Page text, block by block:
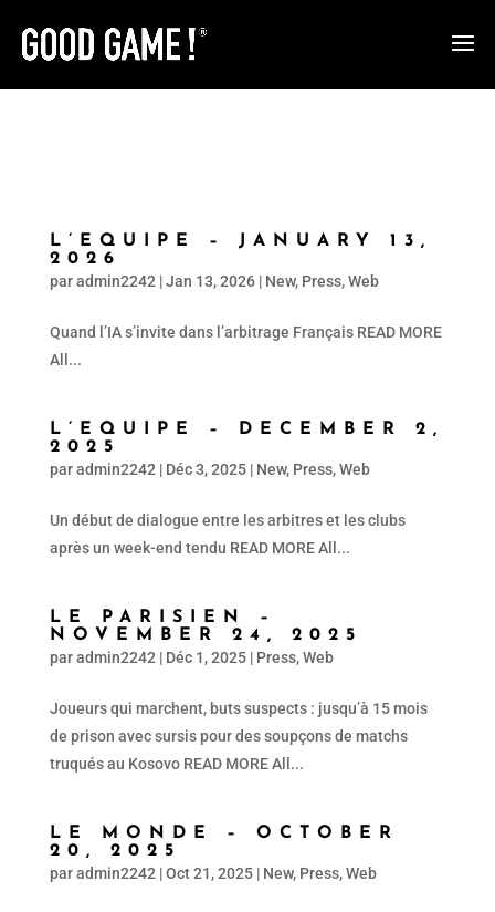
L’EQUIPE – JANUARY 13,
2026
paradmin2242 |Jan 13, 2026| New, Press,Web
Quand l’IA s’invite dans l’arbitrage Français READ MORE
All...
L’EQUIPE – DECEMBER 2,
2025
paradmin2242 | Déc 3, 2025| New, Press,Web
Un début de dialogue entre les arbitres et les clubs
après un week-end tendu READ MORE All...
LE PARISIEN –
NOVEMBER 24, 2025
paradmin2242 | Déc 1, 2025| Press,Web
Joueurs qui marchent, buts suspects : jusqu’à 15 mois
de prison avec sursis pour des soupçons de matchs
truqués au Kosovo READ MORE All...
LE MONDE – OCTOBER
20, 2025
paradmin2242 |Oct 21, 2025| New, Press,Web